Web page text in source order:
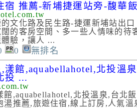
宿 推薦-新埔捷運站旁-馥華
文化路及民生路-捷運新埔站出
的客房空間、多一些人情味的
體驗，讓人 ...
0 無排名
漾館,aquabellahotel,北投溫
投 ...
館,aquabellahotel,北投溫泉,台北
湯推薦,旅遊住宿,線上訂房,人氣